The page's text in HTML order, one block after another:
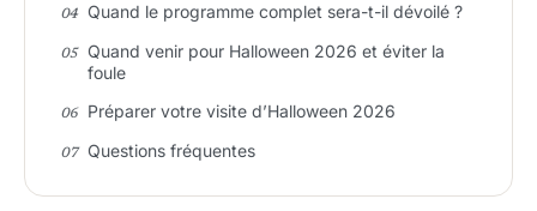
Quand le programme complet sera-t-il dévoilé ?
Quand venir pour Halloween 2026 et éviter la
foule
Préparer votre visite d’Halloween 2026
Questions fréquentes